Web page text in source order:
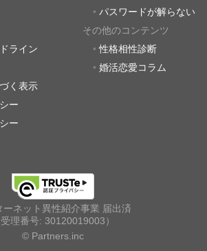
ライン
く表示
ー
ー
パスワードが解らない
その他のコンテンツ
性格相性診断
婚活恋愛コラム
ーネット異性紹介事業 届出済
受理番号: 30120019003）
© Partners.inc